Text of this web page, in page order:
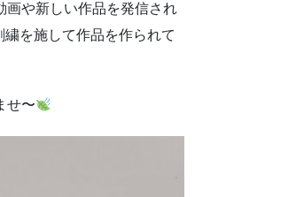
画や新しい作品を発信され
を施して作品を作られて
せ〜